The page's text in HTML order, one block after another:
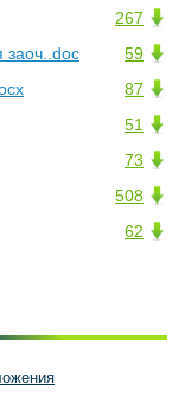
267
59
заоч..doc
87
51
73
508
62